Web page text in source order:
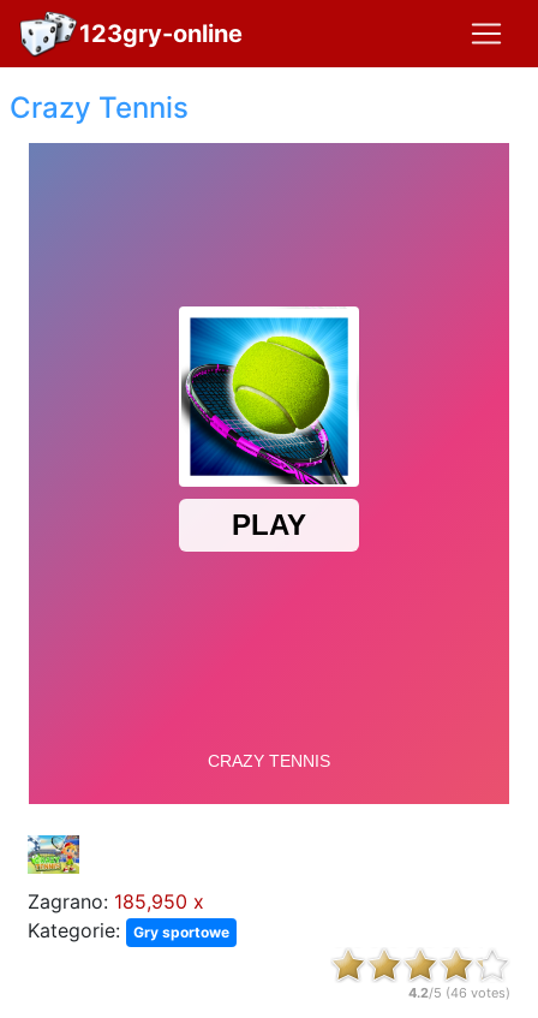
123gry-online
Crazy Tennis
Zagrano: 185,950 x
Kategorie:
Gry sportowe
4.2/5 (46 votes)